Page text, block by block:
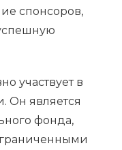
спонсоров,
участвует в
Он является
фонда,